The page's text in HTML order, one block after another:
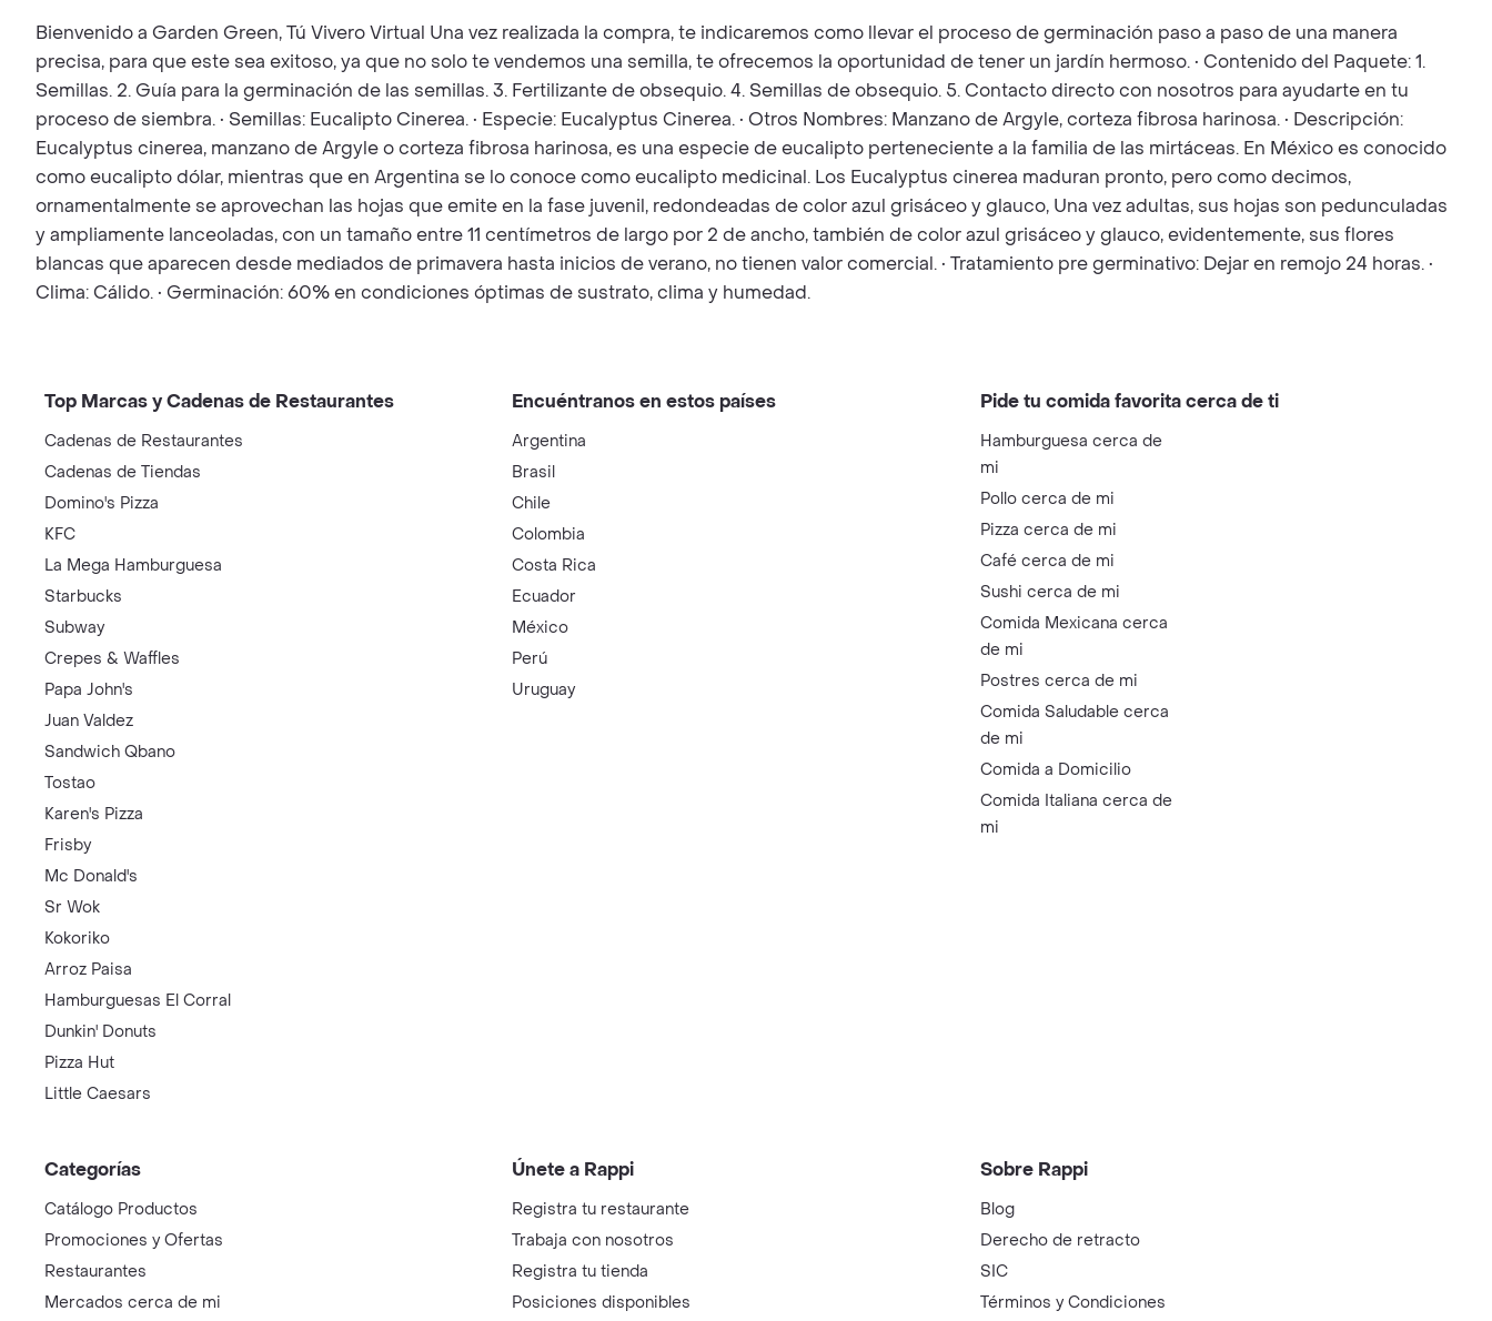
Bienvenido a Garden Green, Tú Vivero Virtual Una vez realizada la compra, te indicaremos como llevar el proceso de germinación paso a paso de una manera
precisa, para que este sea exitoso, ya que no solo te vendemos una semilla, te ofrecemos la oportunidad de tener un jardín hermoso. • Contenido del Paquete: 1.
Semillas. 2. Guía para la germinación de las semillas. 3. Fertilizante de obsequio. 4. Semillas de obsequio. 5. Contacto directo con nosotros para ayudarte en tu
proceso de siembra. • Semillas: Eucalipto Cinerea. • Especie: Eucalyptus Cinerea. • Otros Nombres: Manzano de Argyle, corteza fibrosa harinosa. • Descripción:
Eucalyptus cinerea, manzano de Argyle o corteza fibrosa harinosa, es una especie de eucalipto perteneciente a la familia de las mirtáceas. En México es conocido
como eucalipto dólar, mientras que en Argentina se lo conoce como eucalipto medicinal. Los Eucalyptus cinerea maduran pronto, pero como decimos,
ornamentalmente se aprovechan las hojas que emite en la fase juvenil, redondeadas de color azul grisáceo y glauco, Una vez adultas, sus hojas son pedunculadas
y ampliamente lanceoladas, con un tamaño entre 11 centímetros de largo por 2 de ancho, también de color azul grisáceo y glauco, evidentemente, sus flores
blancas que aparecen desde mediados de primavera hasta inicios de verano, no tienen valor comercial. • Tratamiento pre germinativo: Dejar en remojo 24 horas. •
Clima: Cálido. • Germinación: 60% en condiciones óptimas de sustrato, clima y humedad.
Top Marcas y Cadenas de Restaurantes
Cadenas de Restaurantes
Cadenas de Tiendas
Domino's Pizza
KFC
La Mega Hamburguesa
Starbucks
Subway
Crepes & Waffles
Papa John's
Juan Valdez
Sandwich Qbano
Tostao
Karen's Pizza
Frisby
Mc Donald's
Sr Wok
Kokoriko
Arroz Paisa
Hamburguesas El Corral
Dunkin' Donuts
Pizza Hut
Little Caesars
Encuéntranos en estos países
Argentina
Brasil
Chile
Colombia
Costa Rica
Ecuador
México
Perú
Uruguay
Pide tu comida favorita cerca de ti
Hamburguesa cerca de
mi
Pollo cerca de mi
Pizza cerca de mi
Café cerca de mi
Sushi cerca de mi
Comida Mexicana cerca
de mi
Postres cerca de mi
Comida Saludable cerca
de mi
Comida a Domicilio
Comida Italiana cerca de
mi
Categorías
Catálogo Productos
Promociones y Ofertas
Restaurantes
Mercados cerca de mi
Únete a Rappi
Registra tu restaurante
Trabaja con nosotros
Registra tu tienda
Posiciones disponibles
Sobre Rappi
Blog
Derecho de retracto
SIC
Términos y Condiciones